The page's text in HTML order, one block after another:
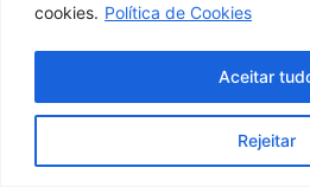
cookies. Política de Cookies
Rejeitar
Aceitar